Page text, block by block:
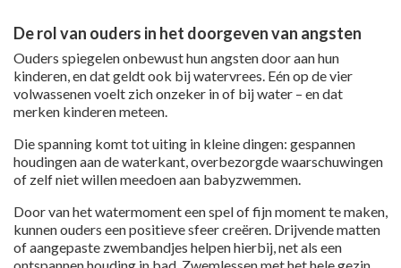
De rol van ouders in het doorgeven van angsten
Ouders spiegelen onbewust hun angsten door aan hun
kinderen, en dat geldt ook bij watervrees. Eén op de vier
volwassenen voelt zich onzeker in of bij water – en dat
merken kinderen meteen.
Die spanning komt tot uiting in kleine dingen: gespannen
houdingen aan de waterkant, overbezorgde waarschuwingen
of zelf niet willen meedoen aan babyzwemmen.
Door van het watermoment een spel of fijn moment te maken,
kunnen ouders een positieve sfeer creëren. Drijvende matten
of aangepaste zwembandjes helpen hierbij, net als een